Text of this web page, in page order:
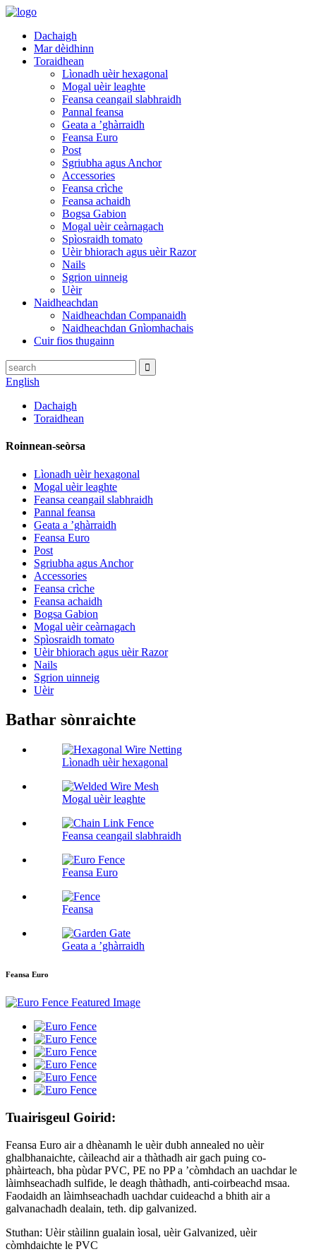
Dachaigh
Mar dèidhinn
Toraidhean
Lìonadh uèir hexagonal
Mogal uèir leaghte
Feansa ceangail slabhraidh
Pannal feansa
Geata a ’ghàrraidh
Feansa Euro
Post
Sgriubha agus Anchor
Accessories
Feansa crìche
Feansa achaidh
Bogsa Gabion
Mogal uèir ceàrnagach
Spìosraidh tomato
Uèir bhiorach agus uèir Razor
Nails
Sgrion uinneig
Uèir
Naidheachdan
Naidheachdan Companaidh
Naidheachdan Gnìomhachais
Cuir fios thugainn
English
Dachaigh
Toraidhean
Roinnean-seòrsa
Lìonadh uèir hexagonal
Mogal uèir leaghte
Feansa ceangail slabhraidh
Pannal feansa
Geata a ’ghàrraidh
Feansa Euro
Post
Sgriubha agus Anchor
Accessories
Feansa crìche
Feansa achaidh
Bogsa Gabion
Mogal uèir ceàrnagach
Spìosraidh tomato
Uèir bhiorach agus uèir Razor
Nails
Sgrion uinneig
Uèir
Bathar sònraichte
Lìonadh uèir hexagonal
Mogal uèir leaghte
Feansa ceangail slabhraidh
Feansa Euro
Feansa
Geata a ’ghàrraidh
Feansa Euro
Tuairisgeul Goirid:
Feansa Euro air a dhèanamh le uèir dubh annealed no uèir
ghalbhanaichte, càileachd air a thàthadh air gach puing co-
phàirteach, bha pùdar PVC, PE no PP a ’còmhdach an uachdar le
làimhseachadh sulfide, le deagh thàthadh, anti-coirbeachd msaa.
Faodaidh an làimhseachadh uachdar cuideachd a bhith air a
galvanachadh dealain, teth. dip galvanized.
Stuthan: Uèir stàilinn gualain ìosal, uèir Galvanized, uèir
còmhdaichte le PVC